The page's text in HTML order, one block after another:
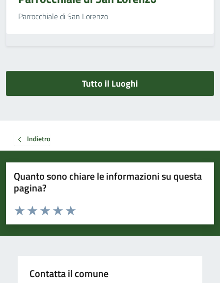
Parrocchiale di San Lorenzo
Tutto il Luoghi
Indietro
Quanto sono chiare le informazioni su questa
pagina?
Valuta da 1 a 5 stelle la pagina
Valuta 5 stelle su 5
Valuta 4 stelle su 5
Valuta 3 stelle su 5
Valuta 2 stelle su 5
Valuta 1 stelle su 5
Contatta il comune